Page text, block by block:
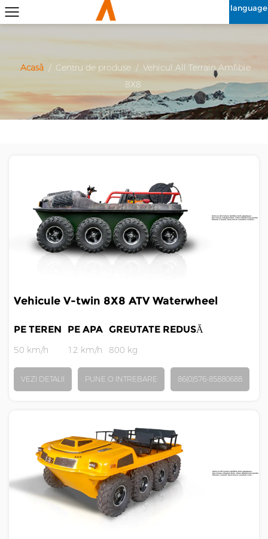
language
Acasă / Centru de produse / Vehicul All Terrain Amfibie
8X8
Vehicul All-Terrain Amfibie 8x8 adaptează
tracțiunea integrală 8x8, viteză diferențială pentru
frânare și turare, transmisie variabilă continu...
Vehicule V-twin 8X8 ATV Waterwheel
PE TEREN
50 km/h
PE APA
12 km/h
GREUTATE REDUSĂ
800 kg
VEZI DETALII PUNE O INTREBARE 86(0)576-85880688
Vehicul All-Terrain Amfibie 8x8 adaptează
tracțiunea integrală 8x8, viteză diferențială pentru
frânare și turare, transmisie variabilă cont...